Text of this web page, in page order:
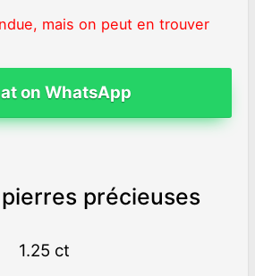
mais on peut en trouver
on WhatsApp
précieuses
1.25 ct